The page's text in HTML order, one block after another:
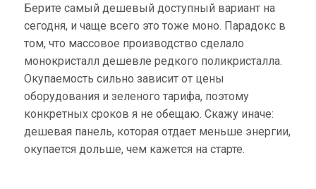
Берите самый дешевый доступный вариант на
сегодня, и чаще всего это тоже моно. Парадокс в
том, что массовое производство сделало
монокристалл дешевле редкого поликристалла.
Окупаемость сильно зависит от цены
оборудования и зеленого тарифа, поэтому
конкретных сроков я не обещаю. Скажу иначе:
дешевая панель, которая отдает меньше энергии,
окупается дольше, чем кажется на старте.